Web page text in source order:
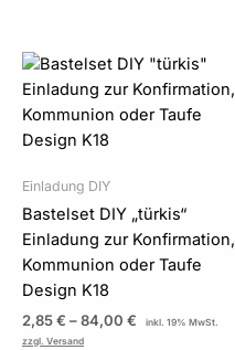
Einladung DIY
Bastelset DIY „türkis“
Einladung zur Konfirmation,
Kommunion oder Taufe
Design K18
2,85€ –84,00 €
Preisspanne:
bis
84,00 €
inkl. 19% MwSt.
zzgl. Versand